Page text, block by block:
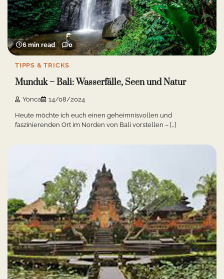
6 min read 0
TIPPS & TRICKS
Munduk – Bali: Wasserfälle, Seen und Natur
Yonca 14/08/2024
Heute möchte ich euch einen geheimnisvollen und
faszinierenden Ort im Norden von Bali vorstellen – […]